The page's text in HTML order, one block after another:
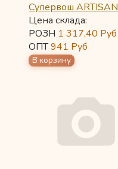
Супервош
Цена склада:
РОЗН 1 317,40 Руб
ОПТ941 Руб